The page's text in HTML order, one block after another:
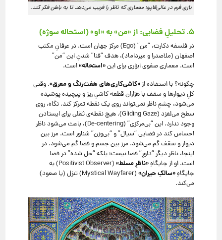
بازی فرم در عالی‌قاپو؛ معماری که ناظر را فریب می‌دهد تا به باطن فکر کند.
۵. تحلیلِ فضایی: از «من» به «او» (استحاله سوژه)
در فلسفه دکارت، “من” (Ego) مرکز جهان است.
در عرفانِ مکتب
اصفهان (ملاصدرا و میرداماد)، هدف “فنا” شدنِ این “من”
است. معماری صفوی ابزاری برای این«استحاله»است.
چگونه؟ با استفاده از«کاشی‌کاری‌های هفت‌رنگ و معرق». وقتی
کلِ دیوارها و سقف با هزاران قطعه کاشیِ ریز و پیچیده پوشیده
می‌شود، چشمِ ناظر نمی‌تواند روی یک نقطه تمرکز کند. نگاه، روی
سطح می‌لغزد (Gliding Gaze).
هیچ نقطه‌ی ثقلی برای ایستادن
وجود ندارد.
این “بی‌مرکزی” (De-centering)، باعث می‌شود ناظر
احساس کند در فضایی “سیال” و “بی‌وزن” شناور است. مرز بین
دیوار و سقف گم می‌شود. مرز بین جسم و فضا گم می‌شود. در
اینجا، ناظر دیگر “داورِ” فضا نیست؛ بلکه “حل شده” در فضا
است. او از جایگاهِ«ناظرِ مسلط»
(Positivist Observer) به
جایگاهِ«سالکِ حیران»
(Mystical Wayfarer) تنزل (یا صعود)
می‌کند.